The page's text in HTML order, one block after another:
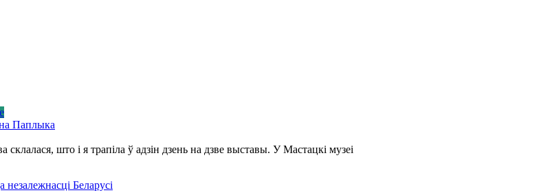
Паплыка
што і я трапіла ў адзін дзень на дзве выставы. У Мастацкі музеі
Беларусі